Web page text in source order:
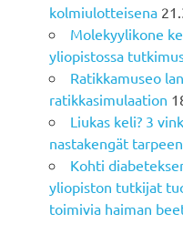
kolmiulotteisena
Molekyylikone
yliopistossa
Ratikkamuseo
ratikkasimulaation
Liukas keli? 3
nastakengät tarpeen
Kohti
yliopiston tutkijat
toimivia haiman